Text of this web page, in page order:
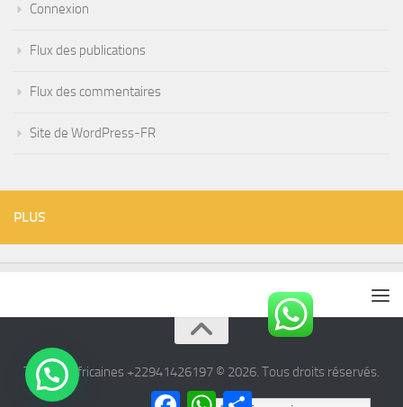
Connexion
Flux des publications
Flux des commentaires
Site de WordPress-FR
PLUS
Tisanes Africaines +22941426197 © 2026. Tous droits réservés.
FacebookWhatsAppPartager